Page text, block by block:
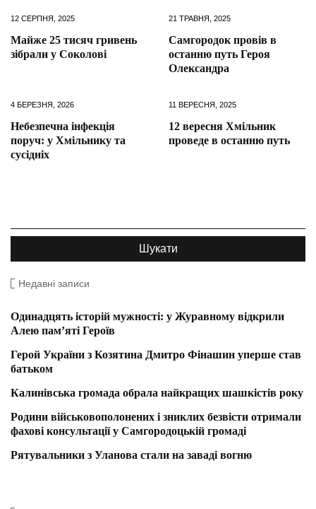
12 СЕРПНЯ, 2025
Майже 25 тисяч гривень
зібрали у Соколові
21 ТРАВНЯ, 2025
Самгородок провів в
останню путь Героя
Олександра
4 БЕРЕЗНЯ, 2026
Небезпечна інфекція
поруч: у Хмільнику та
сусідніх
11 ВЕРЕСНЯ, 2025
12 вересня Хмільник
проведе в останню путь
Недавні записи
Одинадцять історій мужності: у Журавному відкрили
Алею пам’яті Героїв
Герой України з Козятина Дмитро Фінашин уперше став
батьком
Калинівська громада обрала найкращих шашкістів року
Родини військовополонених і зниклих безвісти отримали
фахові консультації у Самгородоцькій громаді
Рятувальники з Уланова стали на заваді вогню